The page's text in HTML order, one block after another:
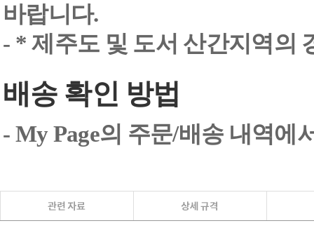
바랍니다.
- * 제주도 및 도서 산간지역의
배송 확인 방법
- My Page의 주문/배송 내역에